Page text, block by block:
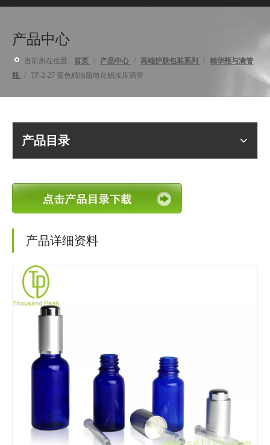
产品中心
当前所在位置: 首页 / 产品中心 / 高端护肤包装系列 /
精华瓶与滴管
瓶
/ TP-2-27 蓝色精油瓶电化铝按压滴管
产品目录
产品详细资料